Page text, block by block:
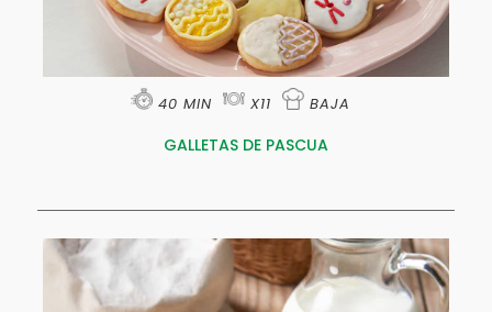
40 MIN X11 BAJA
GALLETAS DE PASCUA